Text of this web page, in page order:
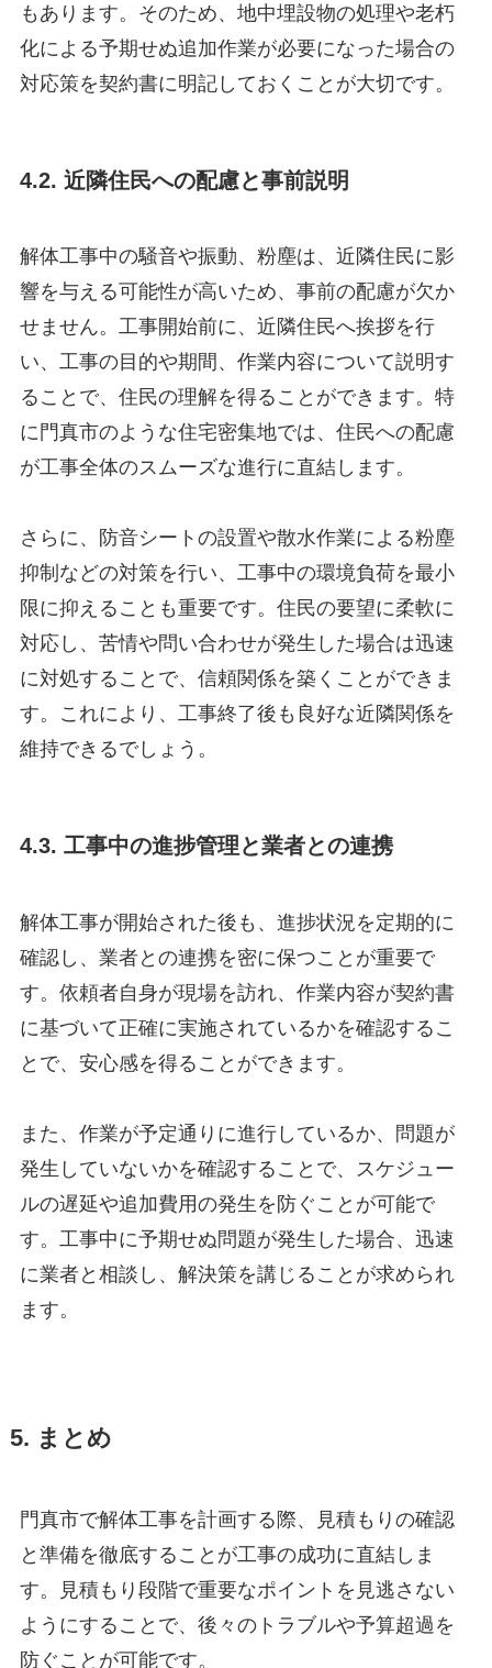
もあります。そのため、地中埋設物の処理や老朽
化による予期せぬ追加作業が必要になった場合の
対応策を契約書に明記しておくことが大切です。
4.2. 近隣住民への配慮と事前説明
解体工事中の騒音や振動、粉塵は、近隣住民に影
響を与える可能性が高いため、事前の配慮が欠か
せません。工事開始前に、近隣住民へ挨拶を行
い、工事の目的や期間、作業内容について説明す
ることで、住民の理解を得ることができます。特
に門真市のような住宅密集地では、住民への配慮
が工事全体のスムーズな進行に直結します。
さらに、防音シートの設置や散水作業による粉塵
抑制などの対策を行い、工事中の環境負荷を最小
限に抑えることも重要です。住民の要望に柔軟に
対応し、苦情や問い合わせが発生した場合は迅速
に対処することで、信頼関係を築くことができま
す。これにより、工事終了後も良好な近隣関係を
維持できるでしょう。
4.3. 工事中の進捗管理と業者との連携
解体工事が開始された後も、進捗状況を定期的に
確認し、業者との連携を密に保つことが重要で
す。依頼者自身が現場を訪れ、作業内容が契約書
に基づいて正確に実施されているかを確認するこ
とで、安心感を得ることができます。
また、作業が予定通りに進行しているか、問題が
発生していないかを確認することで、スケジュー
ルの遅延や追加費用の発生を防ぐことが可能で
す。工事中に予期せぬ問題が発生した場合、迅速
に業者と相談し、解決策を講じることが求められ
ます。
5. まとめ
門真市で解体工事を計画する際、見積もりの確認
と準備を徹底することが工事の成功に直結しま
す。見積もり段階で重要なポイントを見逃さない
ようにすることで、後々のトラブルや予算超過を
防ぐことが可能です。